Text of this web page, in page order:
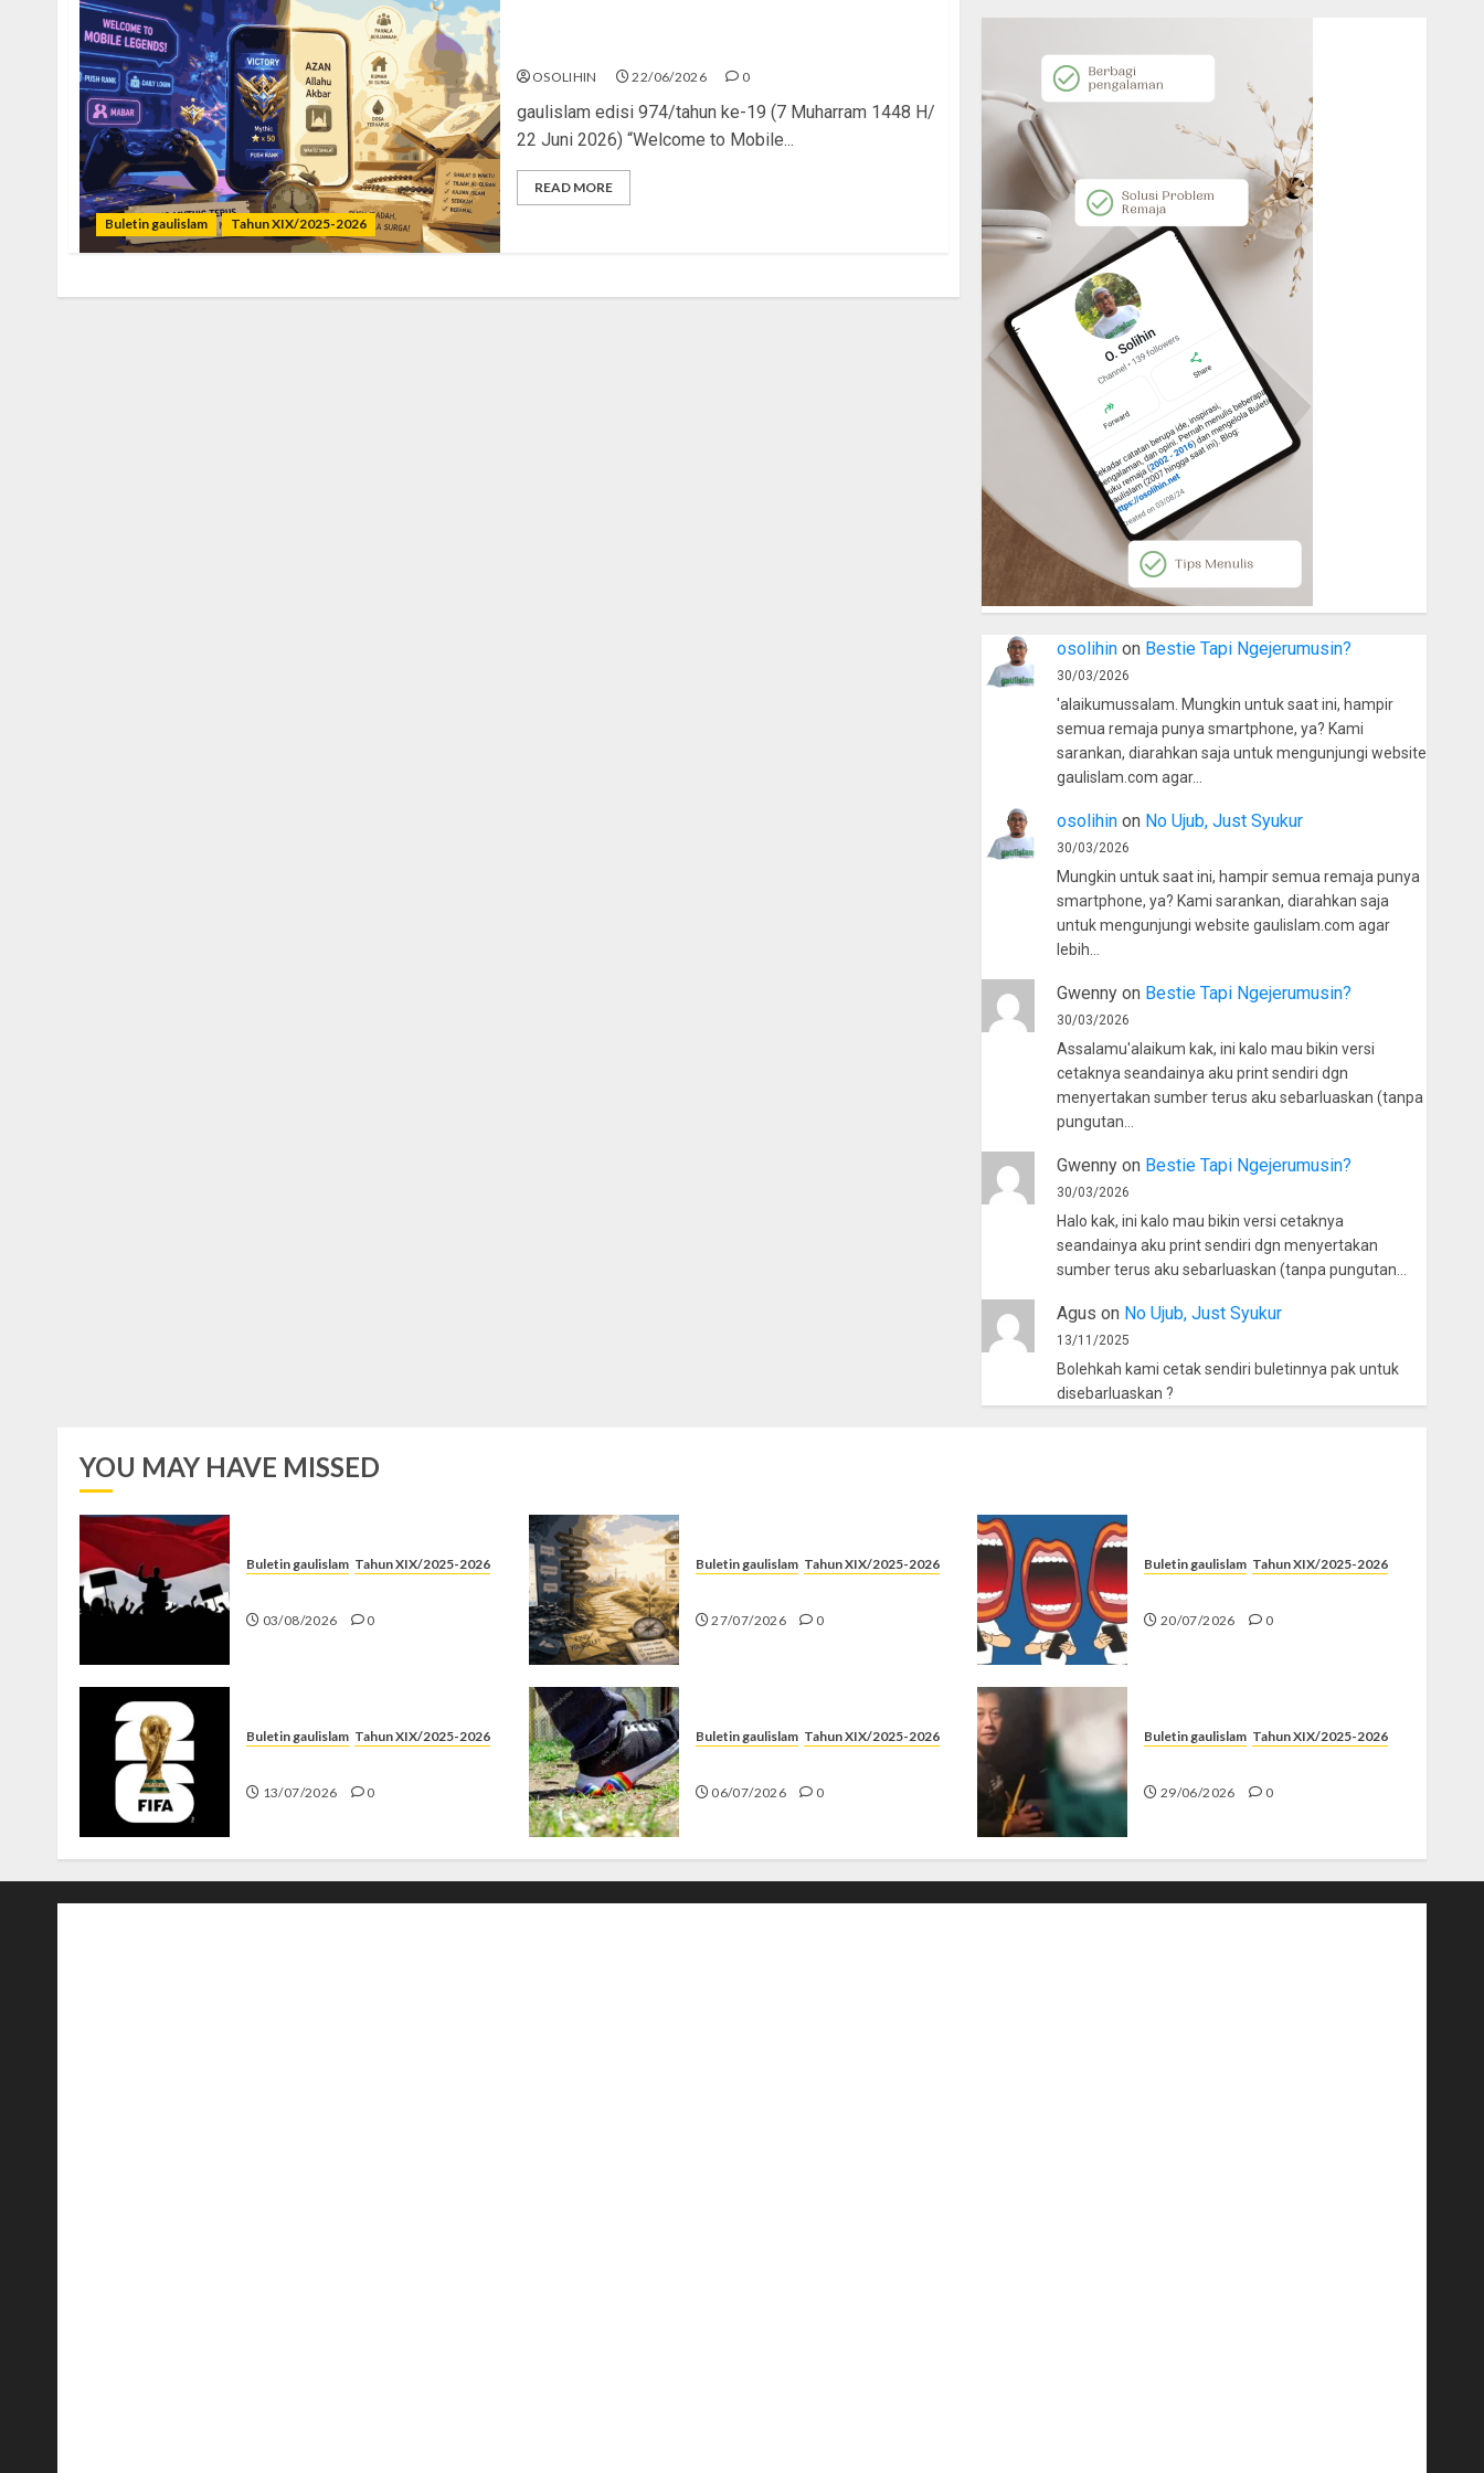
Buletin gaulislam Tahun XIX/2025-2026
OSOLIHIN 22/06/2026 0
gaulislam edisi 974/tahun ke-19 (7 Muharram 1448 H/
22 Juni 2026) “Welcome to Mobile...
READ MORE
osolihinon Bestie Tapi Ngejerumusin?
30/03/2026
'alaikumussalam. Mungkin untuk saat ini, hampir
semua remaja punya smartphone, ya? Kami
sarankan, diarahkan saja untuk mengunjungi website
gaulislam.com agar…
osolihinon No Ujub, Just Syukur
30/03/2026
Mungkin untuk saat ini, hampir semua remaja punya
smartphone, ya? Kami sarankan, diarahkan saja
untuk mengunjungi website gaulislam.com agar
lebih…
Gwennyon Bestie Tapi Ngejerumusin?
30/03/2026
Assalamu'alaikum kak, ini kalo mau bikin versi
cetaknya seandainya aku print sendiri dgn
menyertakan sumber terus aku sebarluaskan (tanpa
pungutan…
Gwennyon Bestie Tapi Ngejerumusin?
30/03/2026
Halo kak, ini kalo mau bikin versi cetaknya
seandainya aku print sendiri dgn menyertakan
sumber terus aku sebarluaskan (tanpa pungutan…
Agus on No Ujub, Just Syukur
13/11/2025
Bolehkah kami cetak sendiri buletinnya pak untuk
disebarluaskan ?
YOU MAY HAVE MISSED
Buletin gaulislam Tahun XIX/2025-2026
03/08/2026 0
Buletin gaulislam Tahun XIX/2025-2026
27/07/2026 0
Buletin gaulislam Tahun XIX/2025-2026
20/07/2026 0
Buletin gaulislam Tahun XIX/2025-2026
13/07/2026 0
Buletin gaulislam Tahun XIX/2025-2026
06/07/2026 0
Buletin gaulislam Tahun XIX/2025-2026
29/06/2026 0